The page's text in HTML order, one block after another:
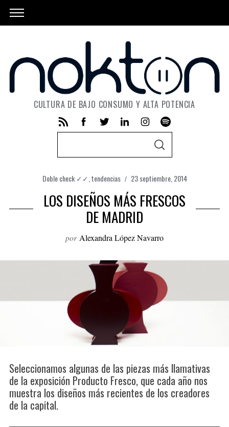
CULTURA DE BAJO CONSUMO Y ALTA POTENCIA
r
c
h
S
C
H
Doble check ✓✓,tendencias 23 septiembre, 2014
LOS DISEÑOS MÁS FRESCOS
DE MADRID
por Alexandra López Navarro
Seleccionamos algunas de las piezas más llamativas
de la exposición Producto Fresco, que cada año nos
muestra los diseños más recientes de los creadores
de la capital.